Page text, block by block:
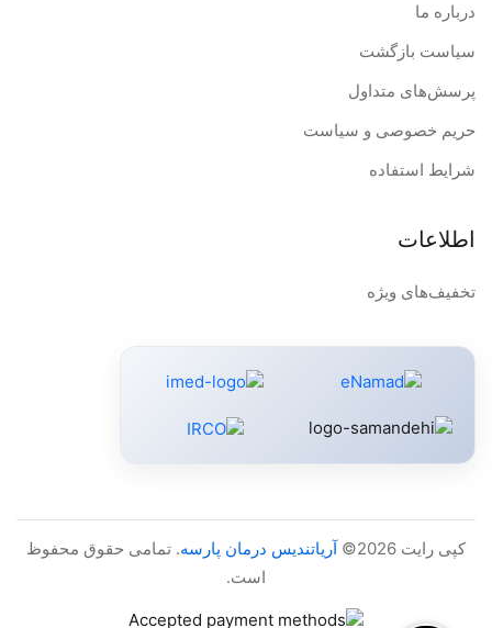
درباره ما
سیاست بازگشت
پرسش‌های متداول
حریم خصوصی و سیاست
شرایط استفاده
اطلاعات
تخفیف‌های ویژه
کپی رایت 2026© آریاتندیس درمان پارسه. تمامی حقوق محفوظ
است.